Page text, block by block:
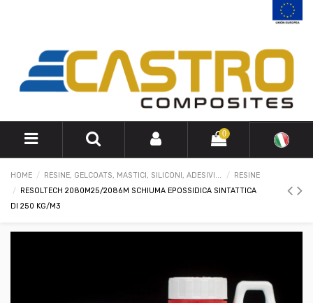
0
HOME RESINE, GELCOATS, MASTICI, SILICONI, ADESIVI...
RESINE
RESOLTECH 2080M25/2086M SCHIUMA EPOSSIDICA SINTATTICA
DI 250 KG/M3